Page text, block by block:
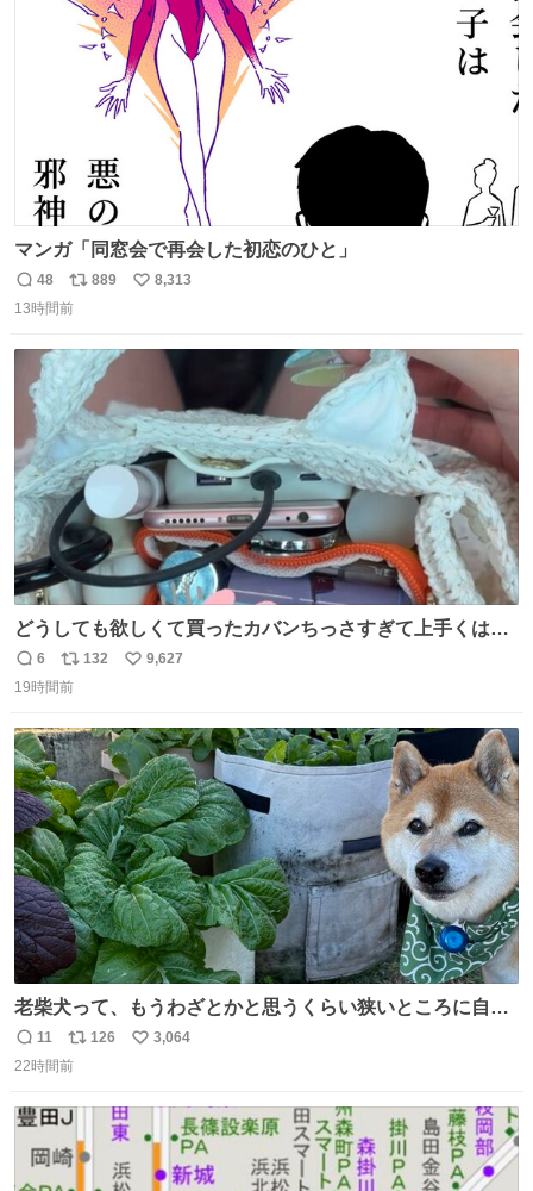
数
マンガ「同窓会で再会した初恋のひと」
返
信
48
リ
ポ
ト
数
889
い
8,313
13時間前
どうしても欲しくて買ったカバンちっさすぎて上手くはめ
ないと荷物入らん。女のカバンってなんでこんなちっさい
の
返
信
6
リ
ポ
ト
数
132
い
数
9,627
19時間前
老柴犬って、もうわざとかと思うくらい狭いところに自ら
はまりにいくじゃないですか？ 今朝ガーデニングしてる飼
い主の間にはまってきて、最高に可愛かった♥️
返
信
11
リ
ポ
ト
数
126
い
3,064
22時間前